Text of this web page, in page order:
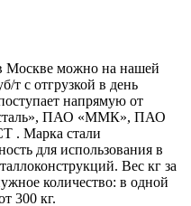
Москве можно на нашей
т с отгрузкой в день
напрямую от
ПАО «ММК», ПАО
. Марка стали
для использования в
Вес кг за
количество: в одной
300 кг.